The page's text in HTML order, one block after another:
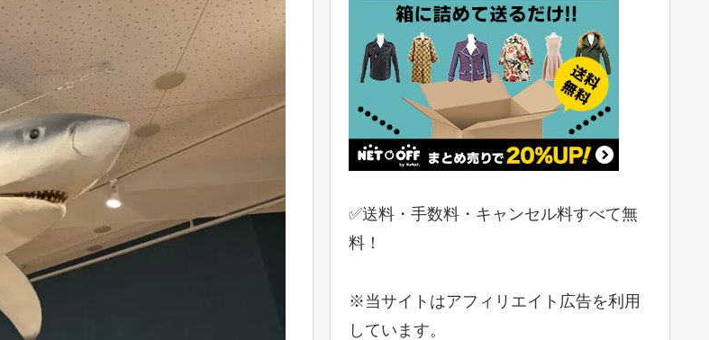
✅送料・手数料・キャンセル料すべて無
料！
※当サイトはアフィリエイト広告を利用
しています。